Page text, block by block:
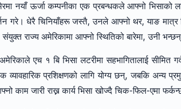
नयाँ ऊर्जा कम्पनीका एक प्रबन्धकले आफ्नो भिसाको
गरे। धेरै चिनियाँहरू जस्तै, उनले आफ्नो थर, याङ
राज्य अमेरिकामा आफ्नो स्थितिको बारेमा, उनी
एच १ बि भिसा लटरीमा सहभागितालाई सीमित
व्यावहारिक प्रशिक्षणको लागि योग्य छन्, जबकि अन्य
काम जारी राख्न कार्य भिसा खोज्दै चिक-फिल-एमा